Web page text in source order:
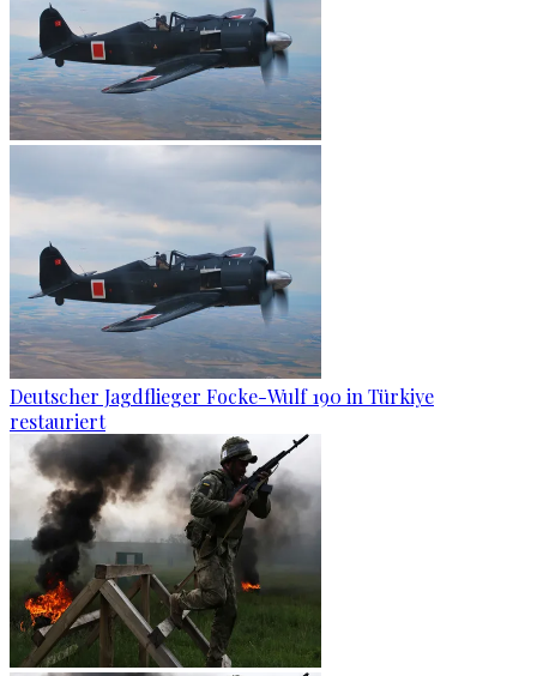
Deutscher Jagdflieger Focke-Wulf 190 in Türkiye
restauriert